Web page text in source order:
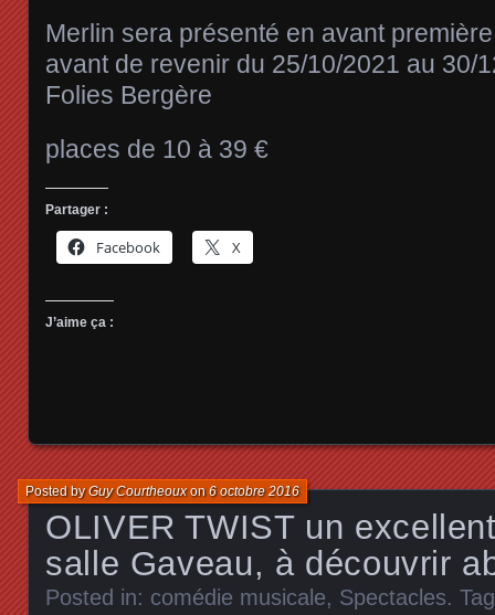
Merlin sera présenté en avant
avant de revenir du 25/10/2021 au 30/
Folies Bergère
places de 10 à 39 €
Partager :
Facebook X
J’aime ça :
OLIVER TWIST un
salle Gaveau, à découvrir
Posted byGuy Courtheouxon6 octobre 2016
Posted in: comédie musicale, Spectacles.